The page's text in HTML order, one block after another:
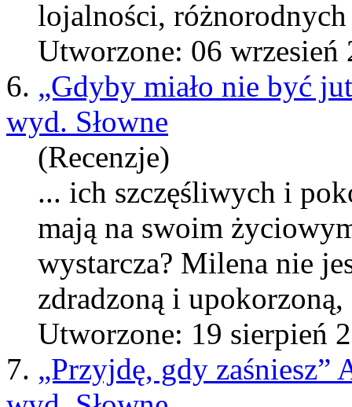
lojalności,
Utworzone: 06 wrzesień
6. „Gdyby miało nie być
wyd. Słowne
(Recenzje)
... ich szczęśliwych i
mają na swoim
wystarcza? Milena nie
zdradzoną i
Utworzone: 19 sierpień
7. „Przyjdę, gdy zaśniesz”